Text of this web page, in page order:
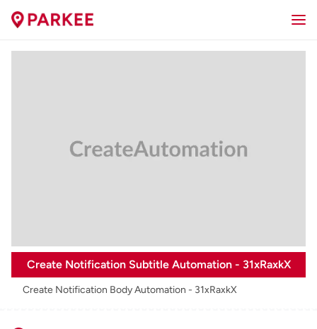
Create Notification Subtitle Automation - 31xRaxkX
Create Notification Body Automation - 31xRaxkX